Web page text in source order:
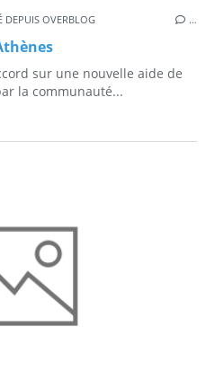
DEPUIS OVERBLOG …
sur une nouvelle aide de
la communauté...